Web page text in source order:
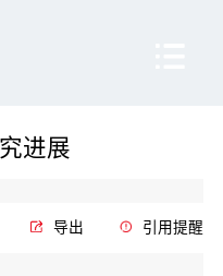
进展
导出 引用提醒